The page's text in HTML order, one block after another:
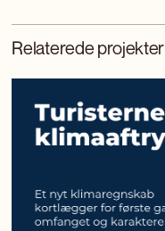
Relaterede projekter